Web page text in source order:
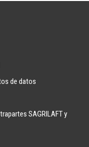
de datos
SAGRILAFT y